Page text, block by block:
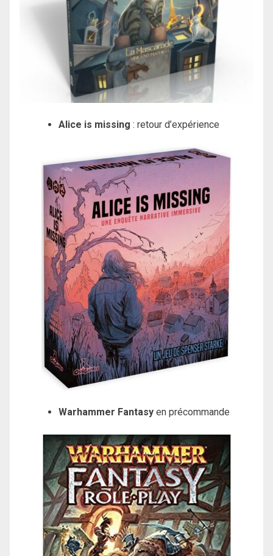
Alice is missing : retour d’expérience
Warhammer Fantasy en précommande